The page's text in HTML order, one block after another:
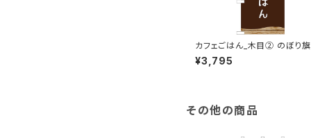
カフェごはん_木目② のぼり旗
¥3,795
その他の商品